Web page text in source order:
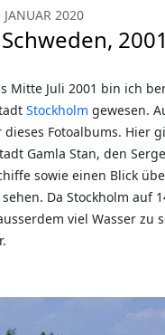
JANUAR 2020
2001
Mitte Juli 2001 bin ich
Stockholm gewesen.
Fotoalbums. Hier
Gamla Stan, den
sowie einen Blick
Da Stockholm auf
viel Wasser zu